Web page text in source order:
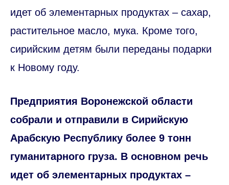
идет об элементарных продуктах – сахар,
растительное масло, мука. Кроме того,
сирийским детям были переданы подарки
к Новому году.
Предприятия Воронежской области
собрали и отправили в Сирийскую
Арабскую Республику более 9 тонн
гуманитарного груза. В основном речь
идет об элементарных продуктах –